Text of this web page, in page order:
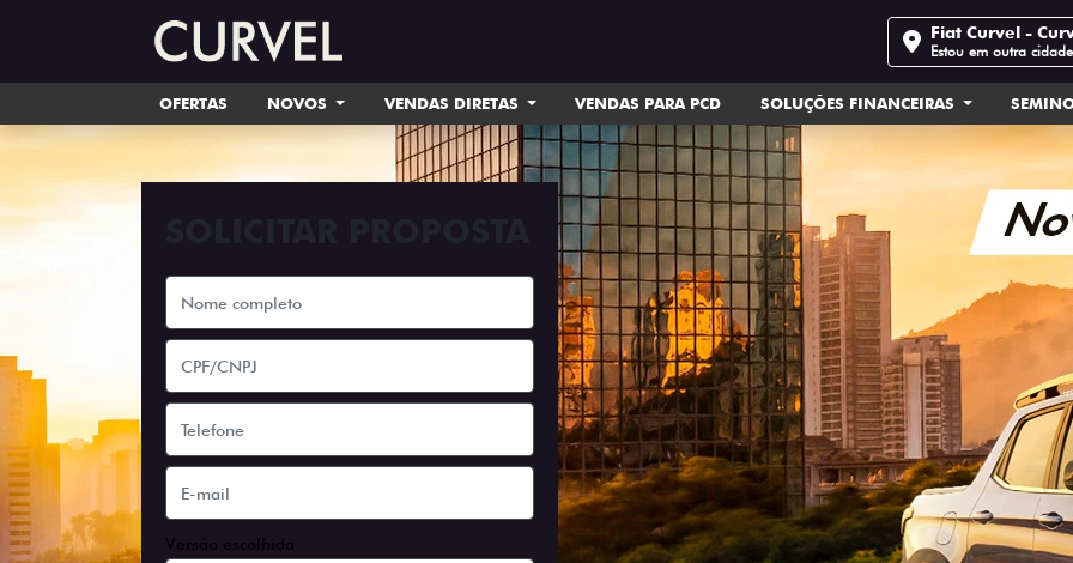
Fiat Curvel -
Estou em outra cidade
OFERTAS NOVOS VENDAS DIRETAS VENDAS PARA PCD SOLUÇÕES FINANCEIRAS
Versão escolhida